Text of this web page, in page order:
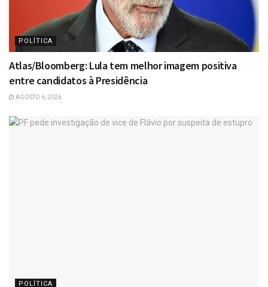
POLÍTICA
Atlas/Bloomberg: Lula tem melhor imagem positiva
entre candidatos à Presidência
AGOSTO 6, 2026
POLÍTICA